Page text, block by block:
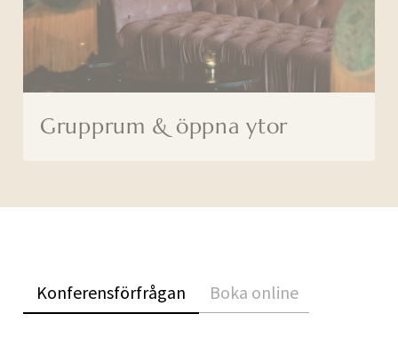
Grupprum & öppna ytor
Konferensförfrågan Boka online